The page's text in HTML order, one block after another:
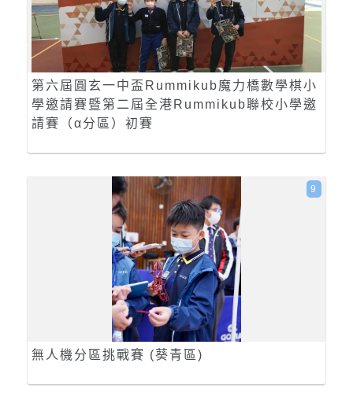
第六屆圓玄一中盃Rummikub魔力橋數學棋小
學邀請賽暨第二屆全港Rummikub聯校小學邀
請賽（α分區）初賽
無人機分區挑戰賽 (葵青區)
9